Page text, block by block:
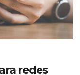
redes